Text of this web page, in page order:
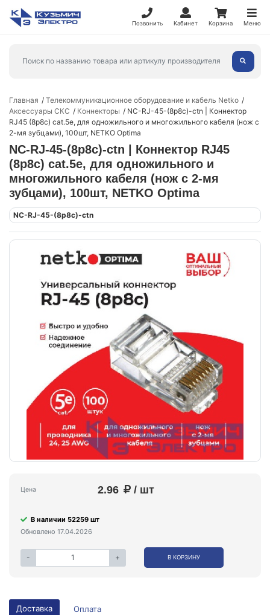
Позвонить Кабинет Корзина Меню
Главная
Телекоммуникационное оборудование и кабель Netko
Аксессуары СКС
Коннекторы
NC-RJ-45-(8p8c)-ctn | Коннектор
RJ45 (8p8c) cat.5е, для одножильного и многожильного кабеля (нож с
2-мя зубцами), 100шт, NETKO Optima
NC-RJ-45-(8p8c)-ctn | Коннектор RJ45
(8p8c) cat.5е, для одножильного и
многожильного кабеля (нож с 2-мя
зубцами), 100шт, NETKO Optima
NC-RJ-45-(8p8c)-ctn
Цена 2.96 / шт
В наличии 52259 шт
Обновлено 17.04.2026
- + В КОРЗИНУ
Доставка Оплата